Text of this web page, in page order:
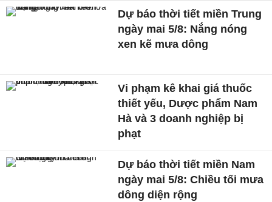
Dự báo thời tiết miền Trung
ngày mai 5/8: Nắng nóng
xen kẽ mưa dông
Vi phạm kê khai giá thuốc
thiết yếu, Dược phẩm Nam
Hà và 3 doanh nghiệp bị
phạt
Dự báo thời tiết miền Nam
ngày mai 5/8: Chiều tối mưa
dông diện rộng